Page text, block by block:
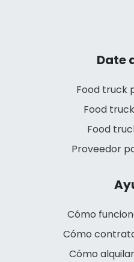
Date
Food truck
Food
Food
Proveedor
Cómo
Cómo
Cómo